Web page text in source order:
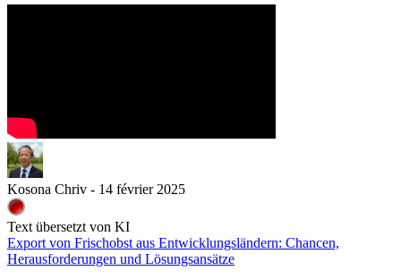
Kosona Chriv - 14 février 2025
Text übersetzt von KI
Export von Frischobst aus Entwicklungsländern: Chancen,
Herausforderungen und Lösungsansätze